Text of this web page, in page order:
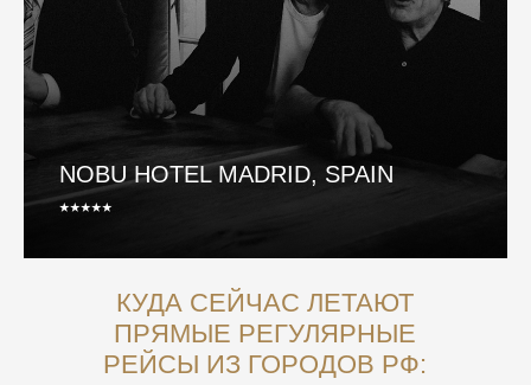
NOBU HOTEL MADRID, SPAIN
⭑⭑⭑⭑⭑
КУДА СЕЙЧАС ЛЕТАЮТ
ПРЯМЫЕ РЕГУЛЯРНЫЕ
РЕЙСЫ ИЗ ГОРОДОВ РФ: